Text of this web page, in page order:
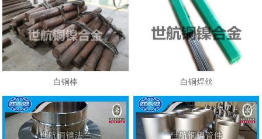
白铜棒 白铜焊丝